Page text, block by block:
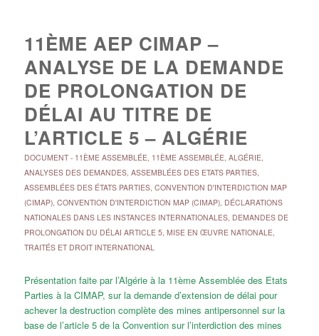
11ÈME AEP CIMAP –
ANALYSE DE LA DEMANDE
DE PROLONGATION DE
DÉLAI AU TITRE DE
L’ARTICLE 5 – ALGÉRIE
DOCUMENT- 11ÈME ASSEMBLÉE, 11ÈME ASSEMBLÉE, ALGÉRIE,
ANALYSES DES DEMANDES, ASSEMBLÉES DES ETATS PARTIES,
ASSEMBLÉES DES ÉTATS PARTIES, CONVENTION D'INTERDICTION MAP
(CIMAP), CONVENTION D'INTERDICTION MAP (CIMAP), DÉCLARATIONS
NATIONALES DANS LES INSTANCES INTERNATIONALES, DEMANDES DE
PROLONGATION DU DÉLAI ARTICLE 5, MISE EN ŒUVRE NATIONALE,
TRAITÉS ET DROIT INTERNATIONAL
Présentation faite par l’Algérie à la 11ème Assemblée des Etats
Parties à la CIMAP, sur la demande d’extension de délai pour
achever la destruction complète des mines antipersonnel sur la
base de l’article 5 de la Convention sur l’interdiction des mines